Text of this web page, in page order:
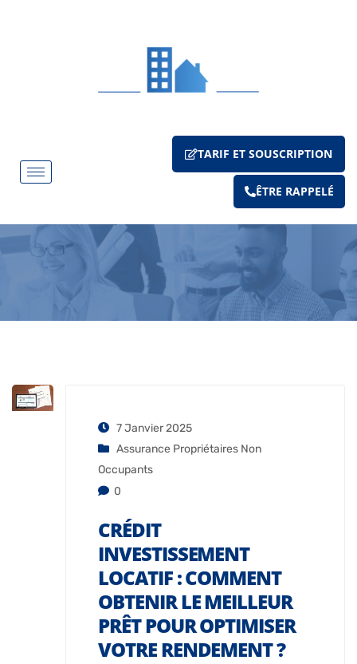
TARIF ET SOUSCRIPTION
ÊTRE RAPPELÉ
7 Janvier 2025
Assurance Propriétaires Non
Occupants
0
CRÉDIT
INVESTISSEMENT
LOCATIF : COMMENT
OBTENIR LE MEILLEUR
PRÊT POUR OPTIMISER
VOTRE RENDEMENT ?